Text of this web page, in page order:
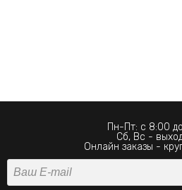
Пн-Пт: с 8:00
Сб, Вс -
Онлайн заказы -